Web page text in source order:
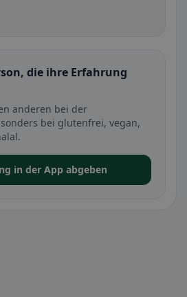
die ihre Erfahrung
anderen bei der
bei glutenfrei, vegan,
in der App abgeben